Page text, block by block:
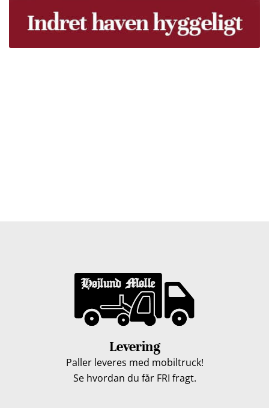
Levering
Paller leveres med mobiltruck!
Se hvordan du får FRI fragt.